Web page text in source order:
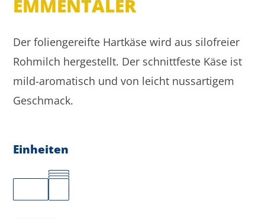
EMMENTALER
Der foliengereifte Hartkäse wird aus silofreier
Rohmilch hergestellt. Der schnittfeste Käse ist
mild-aromatisch und von leicht nussartigem
Geschmack.
Einheiten